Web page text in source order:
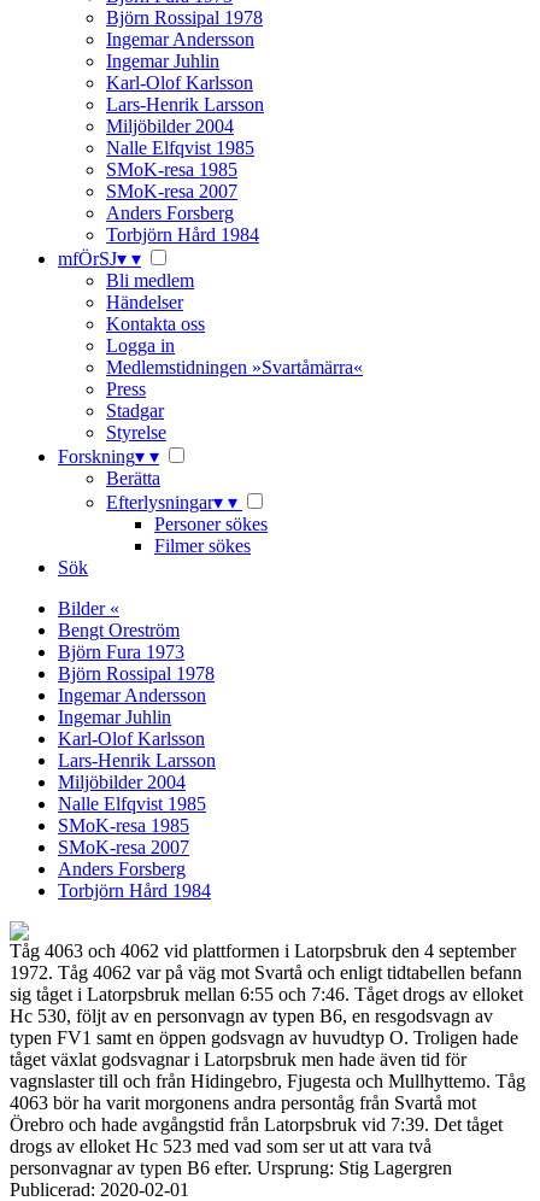
Björn Rossipal 1978
Ingemar Andersson
Ingemar Juhlin
Karl-Olof Karlsson
Lars-Henrik Larsson
Miljöbilder 2004
Nalle Elfqvist 1985
SMoK-resa 1985
SMoK-resa 2007
Anders Forsberg
Torbjörn Hård 1984
mfÖrSJ▾ ▾
Bli medlem
Händelser
Kontakta oss
Logga in
Medlemstidningen »Svartåmärra«
Press
Stadgar
Styrelse
Forskning▾ ▾
Berätta
Efterlysningar▾ ▾
Personer sökes
Filmer sökes
Sök
Bilder «
Bengt Oreström
Björn Fura 1973
Björn Rossipal 1978
Ingemar Andersson
Ingemar Juhlin
Karl-Olof Karlsson
Lars-Henrik Larsson
Miljöbilder 2004
Nalle Elfqvist 1985
SMoK-resa 1985
SMoK-resa 2007
Anders Forsberg
Torbjörn Hård 1984
Tåg 4063 och 4062 vid plattformen i Latorpsbruk den 4 september
1972. Tåg 4062 var på väg mot Svartå och enligt tidtabellen befann
sig tåget i Latorpsbruk mellan 6:55 och 7:46. Tåget drogs av elloket
Hc 530, följt av en personvagn av typen B6, en resgodsvagn av
typen FV1 samt en öppen godsvagn av huvudtyp O. Troligen hade
tåget växlat godsvagnar i Latorpsbruk men hade även tid för
vagnslaster till och från Hidingebro, Fjugesta och Mullhyttemo. Tåg
4063 bör ha varit morgonens andra persontåg från Svartå mot
Örebro och hade avgångstid från Latorpsbruk vid 7:39. Det tåget
drogs av elloket Hc 523 med vad som ser ut att vara två
personvagnar av typen B6 efter. Ursprung: Stig Lagergren
Publicerad: 2020-02-01